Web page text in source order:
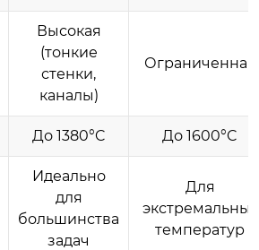
Высокая
(тонкие
стенки,
каналы)
Ограниченная
До 1380°C До 1600°C
Идеально
для
большинства
задач
Для
экстремальных
температур